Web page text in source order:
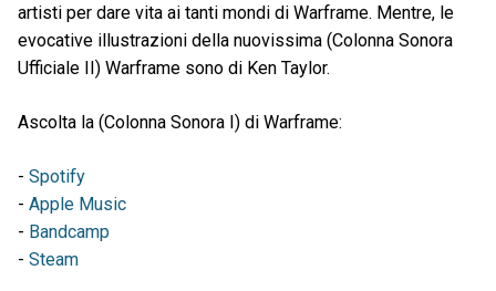
artisti per dare vita ai tanti mondi di Warframe. Mentre, le
evocative illustrazioni della nuovissima (Colonna Sonora
Ufficiale II) Warframe sono di Ken Taylor.
Ascolta la (Colonna Sonora I) di Warframe:
- Spotify
- Apple Music
- Bandcamp
- Steam